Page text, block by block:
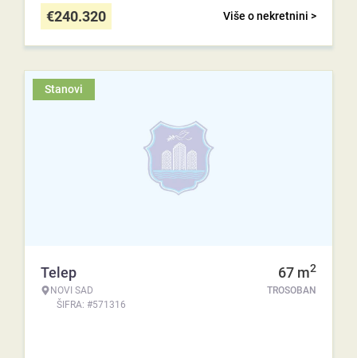
Više o nekretnini >
€240.320
Stanovi
Telep
NOVI SAD
ŠIFRA: #571316
67 m2
TROSOBAN